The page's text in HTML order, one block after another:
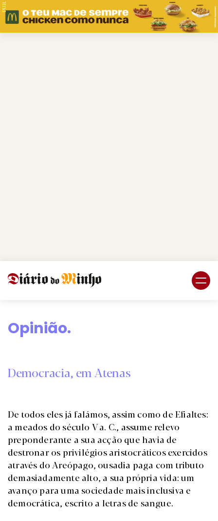
PUB.
Opinião.
Democracia, em Atenas
De todos eles já falámos, assim como de Efialtes:
a meados do século V a. C., assume relevo
preponderante a sua acção que havia de
destronar os privilégios aristocráticos exercidos
através do Areópago, ousadia paga com tributo
demasiadamente alto, a sua própria vida: um
avanço para uma sociedade mais inclusiva e
democrática, escrito a letras de sangue.